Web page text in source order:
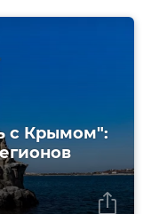
с Крымом":